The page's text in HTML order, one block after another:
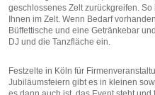
geschlossenes Zelt zurückgreifen.
Ihnen im Zelt. Wenn Bedarf
Büffettische und eine Getränkebar
DJ und die Tanzfläche ein.
Festzelte in Köln für
Jubiläumsfeiern gibt es in kleinen